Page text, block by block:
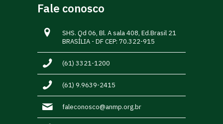
Fale conosco
SHS. Qd 06, Bl. A sala 408, Ed.Brasil 21
BRASÍLIA - DF CEP: 70.322-915
(61) 3321-1200
(61) 9.9639-2415
faleconosco@anmp.org.br